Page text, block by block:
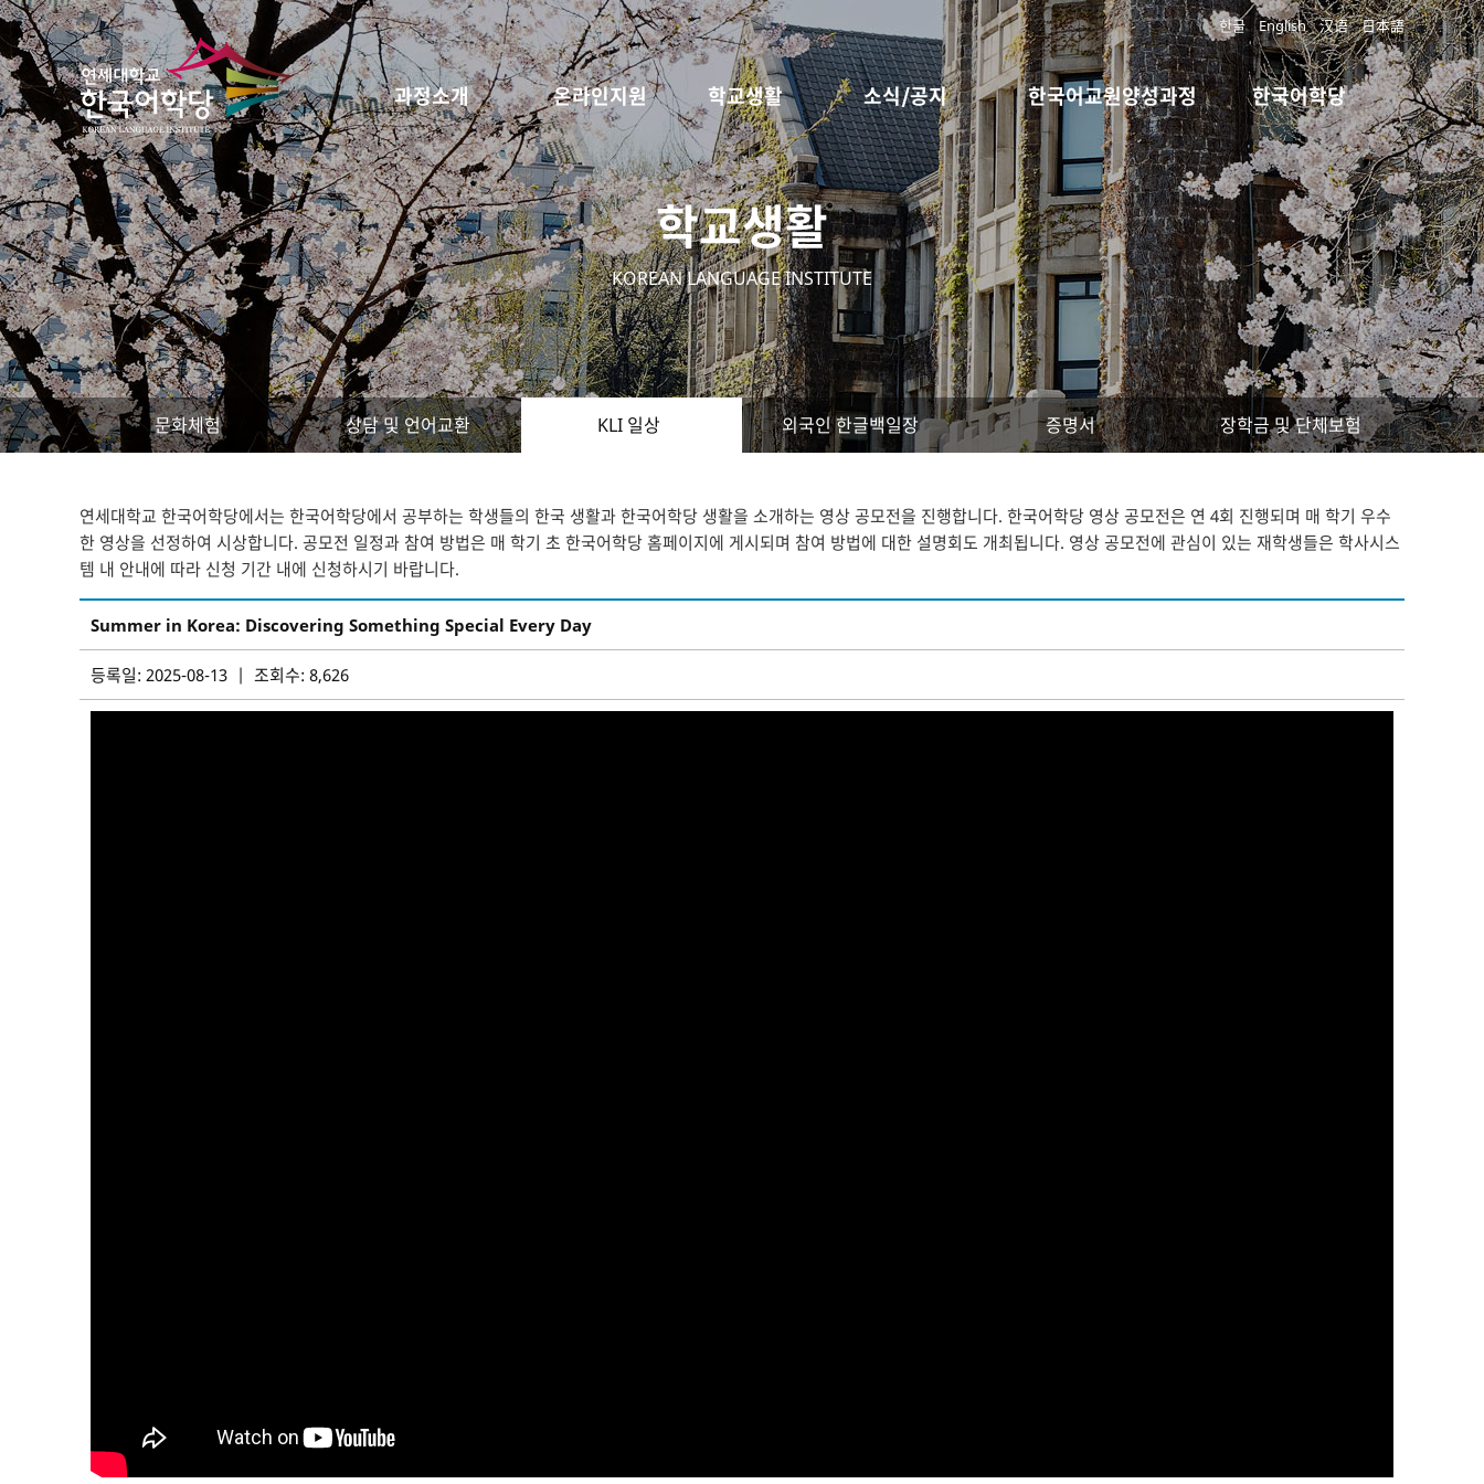
한글 English 汉语 日本語
과정소개 온라인지원 학교생활 소식/공지 한국어교원양성과정 한국어학당
학교생활
KOREAN LANGUAGE INSTITUTE
문화체험 상담 및 언어교환 KLI 일상 외국인 한글백일장 증명서 장학금 및 단체보험
연세대학교 한국어학당에서는 한국어학당에서 공부하는 학생들의 한국 생활과 한국어학당 생활을 소개하는 영상 공모전을 진행합니다. 한국어학당 영상 공모전은 연 4회 진행되며 매 학기 우수
한 영상을 선정하여 시상합니다. 공모전 일정과 참여 방법은 매 학기 초 한국어학당 홈페이지에 게시되며 참여 방법에 대한 설명회도 개최됩니다. 영상 공모전에 관심이 있는 재학생들은 학사시스
템 내 안내에 따라 신청 기간 내에 신청하시기 바랍니다.
Summer in Korea: Discovering Something Special Every Day
등록일: 2025-08-13 | 조회수: 8,626